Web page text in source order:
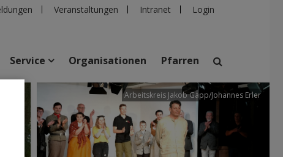
Veranstaltungen Intranet Login
suchen
Personen Pfarren Einrichtungen
Service Organisationen Pfarren
Arbeitskreis Jakob Gapp/Johannes Erler